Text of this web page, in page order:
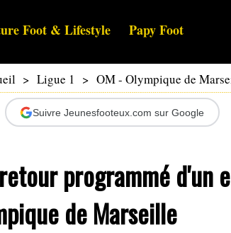
Foot & Lifestyle Papy Foot
> Ligue 1 > OM - Olympique de
Suivre Jeunesfooteux.com sur Google
programmé d'un
de Marseille